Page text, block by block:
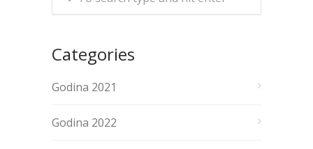
Categories
Godina 2021
Godina 2022